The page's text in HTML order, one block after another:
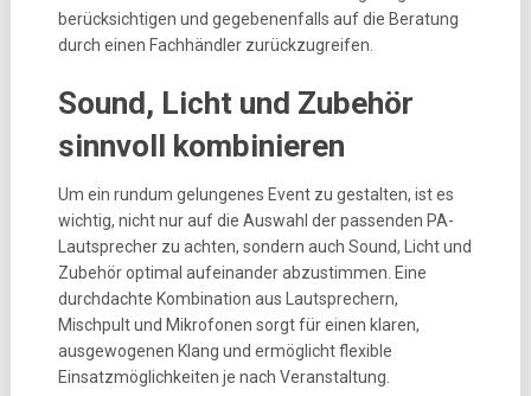
berücksichtigen und gegebenenfalls auf die Beratung
durch einen Fachhändler zurückzugreifen.
Sound, Licht und Zubehör
sinnvoll kombinieren
Um ein rundum gelungenes Event zu gestalten, ist es
wichtig, nicht nur auf die Auswahl der passenden PA-
Lautsprecher zu achten, sondern auch Sound, Licht und
Zubehör optimal aufeinander abzustimmen. Eine
durchdachte Kombination aus Lautsprechern,
Mischpult und Mikrofonen sorgt für einen klaren,
ausgewogenen Klang und ermöglicht flexible
Einsatzmöglichkeiten je nach Veranstaltung.